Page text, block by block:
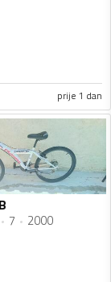
prije 1 dan
7 2000